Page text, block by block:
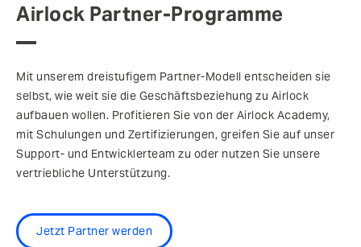
Airlock Partner-Programme
Mit unserem dreistufigem Partner-Modell entscheiden sie
selbst, wie weit sie die Geschäftsbeziehung zu Airlock
aufbauen wollen. Profitieren Sie von der Airlock Academy,
mit Schulungen und Zertifizierungen, greifen Sie auf unser
Support- und Entwicklerteam zu oder nutzen Sie unsere
vertriebliche Unterstützung.
Jetzt Partner werden